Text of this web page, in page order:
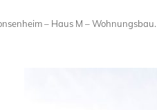
– Haus M – Wohnungsbau.